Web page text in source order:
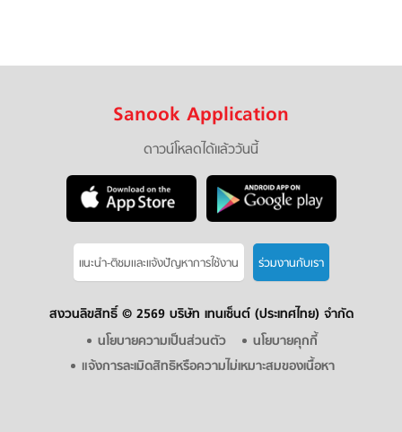
Sanook Application
ดาวน์โหลดได้แล้ววันนี้
แนะนำ-ติชมเเละแจ้งปัญหาการใช้งาน ร่วมงานกับเรา
สงวนลิขสิทธิ์ © 2569 บริษัท เทนเซ็นต์ (ประเทศไทย) จำกัด
นโยบายความเป็นส่วนตัว
นโยบายคุกกี้
แจ้งการละเมิดสิทธิหรือความไม่เหมาะสมของเนื้อหา